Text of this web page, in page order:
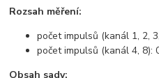
Rozsah měření:
počet impulsů (kanál 1, 2,
počet impulsů (kanál 4, 8):
Obsah sady: